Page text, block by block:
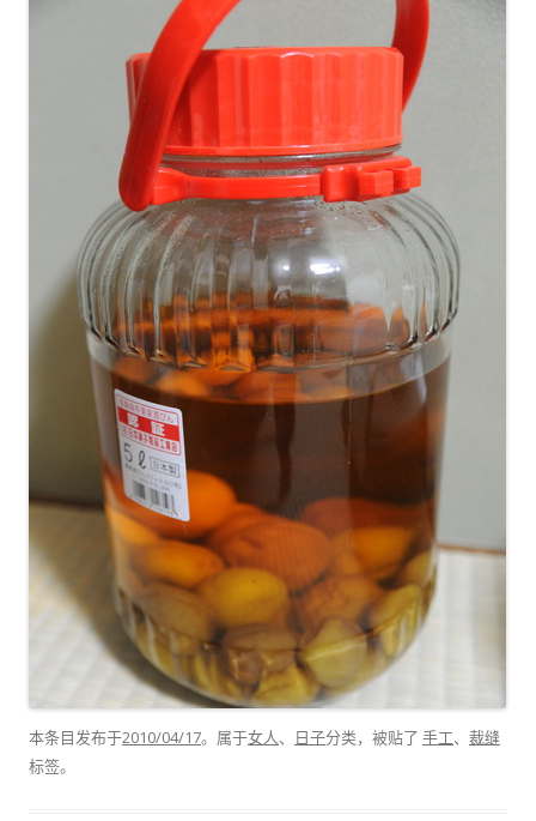
本条目发布于2010/04/17。属于女人、 日子分类，被贴了 手工、 裁缝
标签。